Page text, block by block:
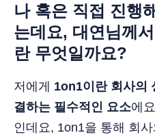
나 혹은 직접 진행
는데요, 대연님께
란 무엇일까요?
저에게 1on1이란 회사의
결하는 필수적인 요소에
인데요, 1on1을 통해 회